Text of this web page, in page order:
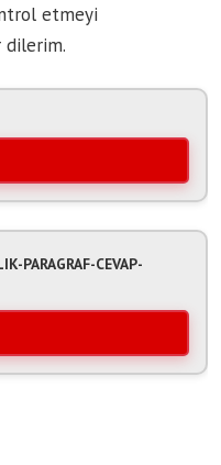
etmeyi
dilerim.
PARAGRAF-CEVAP-